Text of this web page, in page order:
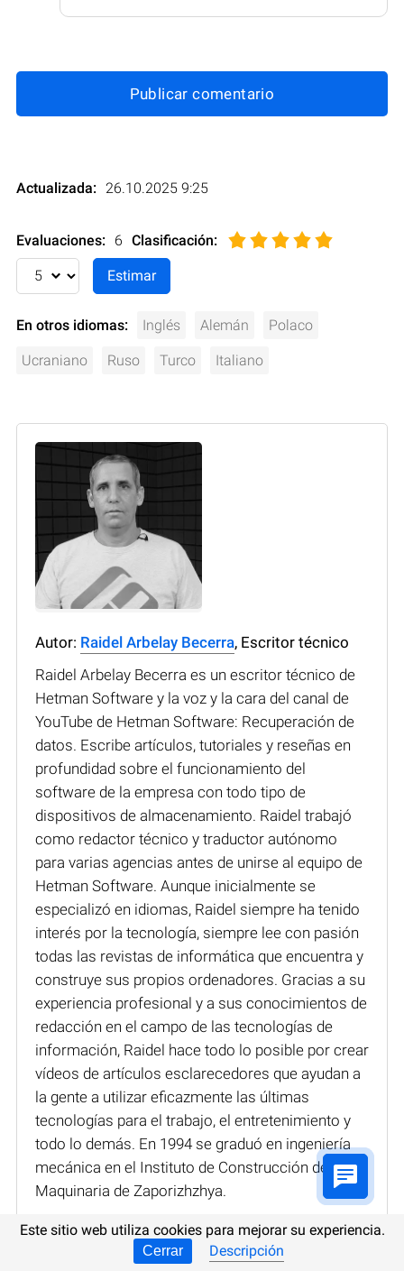
Publicar comentario
Actualizada: 26.10.2025 9:25
Evaluaciones: 6 Clasificación:
En otros idiomas: Inglés Alemán Polaco
Ucraniano Ruso Turco Italiano
Autor: Raidel Arbelay Becerra, Escritor técnico
Raidel Arbelay Becerra es un escritor técnico de
Hetman Software y la voz y la cara del canal de
YouTube de Hetman Software: Recuperación de
datos. Escribe artículos, tutoriales y reseñas en
profundidad sobre el funcionamiento del
software de la empresa con todo tipo de
dispositivos de almacenamiento. Raidel trabajó
como redactor técnico y traductor autónomo
para varias agencias antes de unirse al equipo de
Hetman Software. Aunque inicialmente se
especializó en idiomas, Raidel siempre ha tenido
interés por la tecnología, siempre lee con pasión
todas las revistas de informática que encuentra y
construye sus propios ordenadores. Gracias a su
experiencia profesional y a sus conocimientos de
redacción en el campo de las tecnologías de
información, Raidel hace todo lo posible por crear
vídeos de artículos esclarecedores que ayudan a
la gente a utilizar eficazmente las últimas
tecnologías para el trabajo, el entretenimiento y
todo lo demás. En 1994 se graduó en ingeniería
mecánica en el Instituto de Construcción de
Maquinaria de Zaporizhzhya.
Este sitio web utiliza cookies para mejorar su experiencia.
Cerrar Descripción